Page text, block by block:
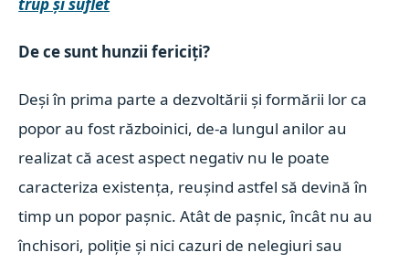
De ce sunt hunzii fericiți?
Deși în prima parte a dezvoltării și formării lor ca
popor au fost războinici, de-a lungul anilor au
realizat că acest aspect negativ nu le poate
caracteriza existența, reușind astfel să devină în
timp un popor pașnic. Atât de pașnic, încât nu au
închisori, poliție și nici cazuri de nelegiuri sau